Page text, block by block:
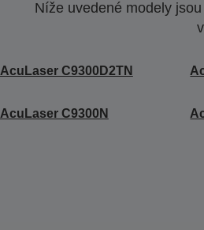
Níže uvedené modely
AcuLaser C9300D2TN
AcuLaser C9300N